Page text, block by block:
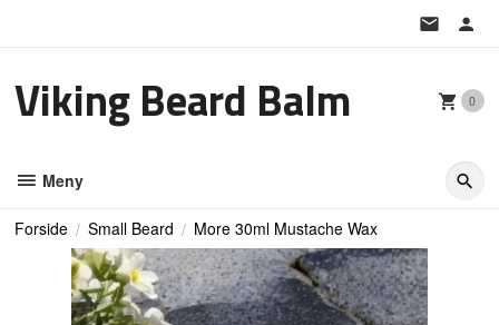
Viking Beard Balm 0
Meny
Forside Small Beard More 30ml Mustache Wax